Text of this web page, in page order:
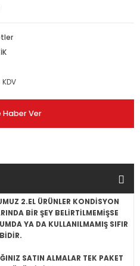
KDV
Haber Ver
2.EL ÜRÜNLER KONDİSYON
BİR ŞEY BELİRTİLMEMİŞSE
YA DA KULLANILMAMIŞ SIFIR
SATIN ALMALAR TEK PAKET